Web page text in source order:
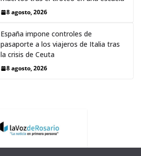
8 agosto, 2026
España impone controles de
pasaporte a los viajeros de Italia tras
la crisis de Ceuta
8 agosto, 2026